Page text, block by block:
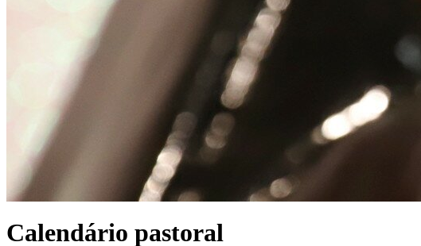
Calendário pastoral